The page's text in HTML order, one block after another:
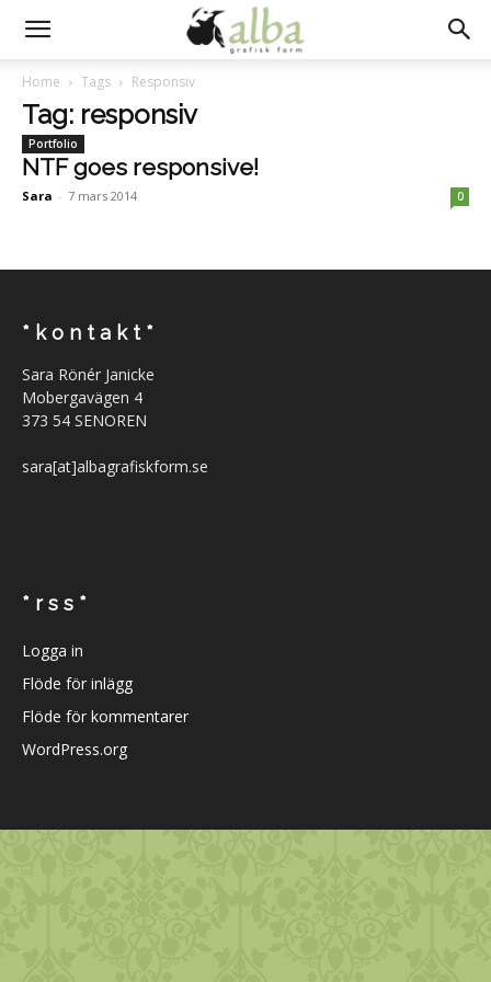
Home Tags Responsiv
Tag: responsiv
Portfolio
NTF goes responsive!
Sara - 7 mars 2014 0
* k o n t a k t *
Sara Rönér Janicke
Mobergavägen 4
373 54 SENOREN
sara[at]albagrafiskform.se
* r s s *
Logga in
Flöde för inlägg
Flöde för kommentarer
WordPress.org